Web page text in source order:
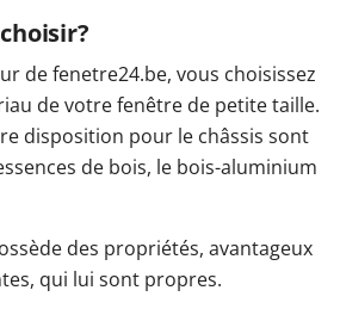
de fenetre24.be, vous choisissez
de votre fenêtre de petite taille.
disposition pour le châssis sont
de bois, le bois-aluminium
des propriétés, avantageux
qui lui sont propres.